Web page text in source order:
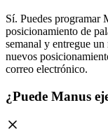
Sí. Puedes programar
posicionamiento de
semanal y entregue
nuevos
correo electrónico.
¿Puede Manus